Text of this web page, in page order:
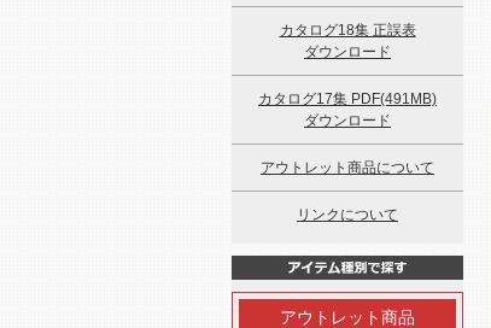
カタログ18集 正誤表
ダウンロード
カタログ17集 PDF(491MB)
ダウンロード
アウトレット商品について
リンクについて
アウトレット商品